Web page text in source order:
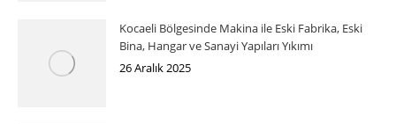
Kocaeli Bölgesinde Makina ile Eski Fabrika, Eski
Bina, Hangar ve Sanayi Yapıları Yıkımı
26 Aralık 2025